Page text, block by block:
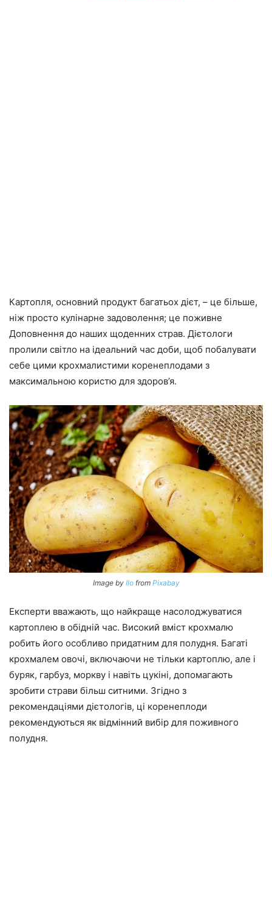
Картопля, основний продукт багатьох дієт, – це більше,
ніж просто кулінарне задоволення; це поживне
Доповнення до наших щоденних страв. Дієтологи
пролили світло на ідеальний час доби, щоб побалувати
себе цими крохмалистими коренеплодами з
максимальною користю для здоров’я.
Image by Ilofrom Pixabay
Експерти вважають, що найкраще насолоджуватися
картоплею в обідній час. Високий вміст крохмалю
робить його особливо придатним для полудня. Багаті
крохмалем овочі, включаючи не тільки картоплю, але і
буряк, гарбуз, моркву і навіть цукіні, допомагають
зробити страви більш ситними. Згідно з
рекомендаціями дієтологів, ці коренеплоди
рекомендуються як відмінний вибір для поживного
полудня.